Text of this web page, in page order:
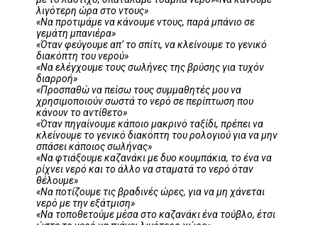
λιγότερη ώρα στο ντους»
«Να προτιμάμε να κάνουμε ντους, παρά μπάνιο σε
γεμάτη μπανιέρα»
«Όταν φεύγουμε απ’ το σπίτι, να κλείνουμε το γενικό
διακόπτη του νερού»
«Να ελέγχουμε τους σωλήνες της βρύσης για τυχόν
διαρροή»
«Προσπαθώ να πείσω τους συμμαθητές μου να
χρησιμοποιούν σωστά το νερό σε περίπτωση που
κάνουν το αντίθετο»
«Όταν πηγαίνουμε κάποιο μακρινό ταξίδι, πρέπει να
κλείνουμε το γενικό διακόπτη του ρολογιού για να μην
σπάσει κάποιος σωλήνας»
«Να φτιάξουμε καζανάκι με δυο κουμπάκια, το ένα να
ρίχνει νερό και το άλλο να σταματά το νερό όταν
θέλουμε»
«Να ποτίζουμε τις βραδινές ώρες, για να μη χάνεται
νερό με την εξάτμιση»
«Να τοποθετούμε μέσα στο καζανάκι ένα τούβλο, έτσι